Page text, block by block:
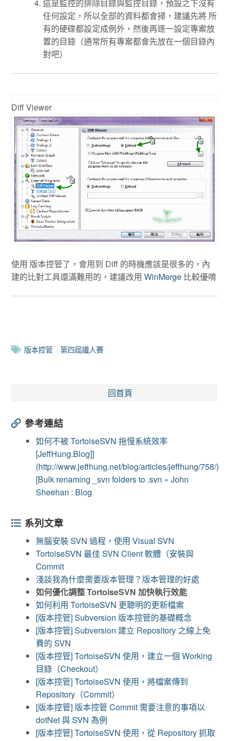
這是監控的排除目錄與監控目錄，預設之下沒有
任何設定，所以全部的資料都會掃，建議先將 所
有的硬碟都設定成例外，然後再逐一設定專案放
置的目錄（通常所有專案都會先放在一個目錄內
對吧）
Diff Viewer
使用 版本控管了，會用到 Diff 的時機應該是很多的，內
建的比對工具還滿難用的，建議改用WinMerge 比較優唷
版本控管 第四屆鐵人賽
回首頁
參考連結
如何不被 TortoiseSVN 拖慢系統效率
[JeffHung.Blog]]
(http://www.jeffhung.net/blog/articles/jeffhung/758/)
[Bulk renaming _svn folders to .svn « John
Sheehan : Blog
系列文章
無腦安裝 SVN 過程，使用 Visual SVN
TortoiseSVN 最佳 SVN Client 軟體（安裝與
Commit
淺談我為什麼需要版本管理？版本管理的好處
如何優化調整 TortoiseSVN 加快執行效能
如何利用 TortoiseSVN 更聰明的更新檔案
[版本控管] Subversion 版本控管的基礎概念
[版本控管] Subversion 建立 Repository 之線上免
費的 SVN
[版本控管] TortoiseSVN 使用，建立一個 Working
目錄（Checkout）
[版本控管] TortoiseSVN 使用，將檔案傳到
Repository（Commit）
[版本控管] 版本控管 Commit 需要注意的事項以
dotNet 與 SVN 為例
[版本控管] TortoiseSVN 使用，從 Repository 抓取